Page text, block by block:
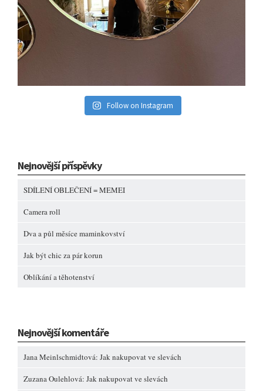
Follow on Instagram
Nejnovější příspěvky
SDÍLENÍ OBLEČENÍ = MEMEI
Camera roll
Dva a půl měsíce maminkovství
Jak být chic za pár korun
Oblíkání a těhotenství
Nejnovější komentáře
Jana Meinlschmidtová: Jak nakupovat ve slevách
Zuzana Oulehlová: Jak nakupovat ve slevách